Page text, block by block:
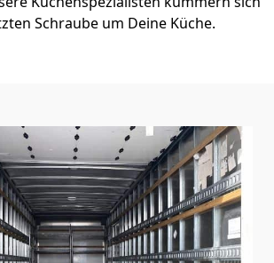
Schraube um Deine Küche.